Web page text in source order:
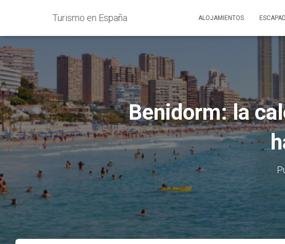
Turismo en España ALOJAMIENTOS
Benidorm: la